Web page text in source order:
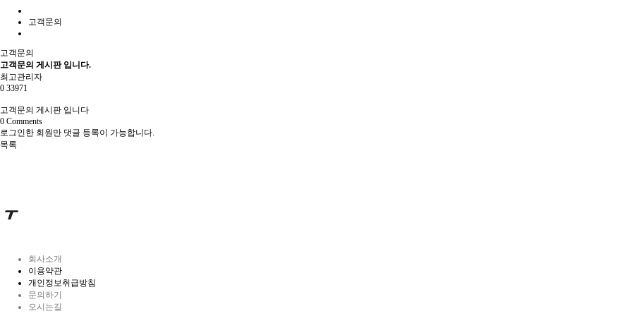
고객문의
고객문의
고객문의 게시판 입니다.
최고관리자
0 33971
고객문의 게시판 입니다
0 Comments
로그인한 회원만 댓글 등록이 가능합니다.
목록
회사소개
이용약관
개인정보취급방침
문의하기
오시는길